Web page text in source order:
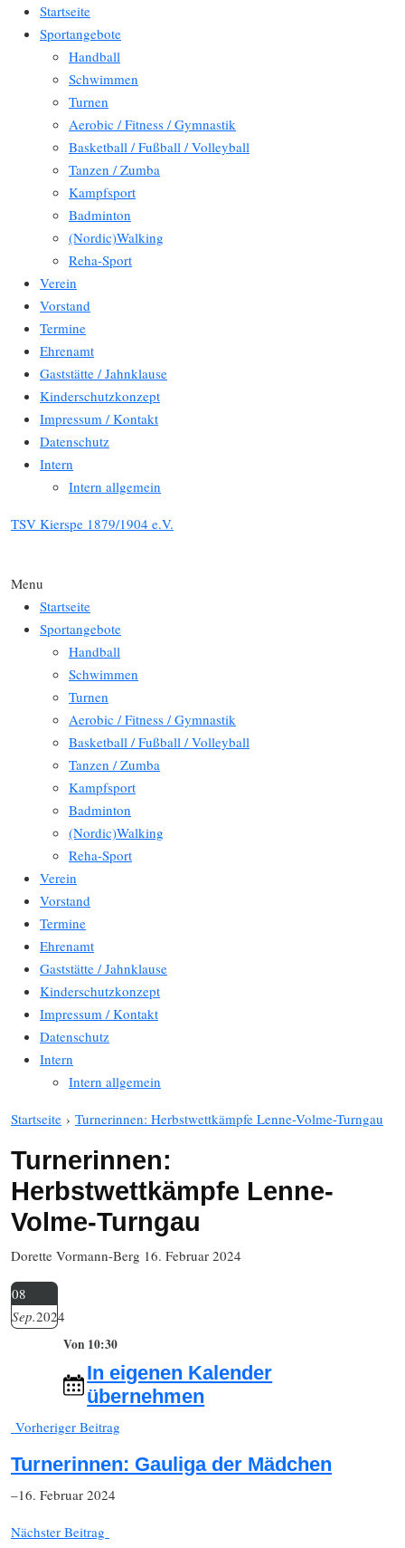
Startseite
Sportangebote
Handball
Schwimmen
Turnen
Aerobic / Fitness / Gymnastik
Basketball / Fußball / Volleyball
Tanzen / Zumba
Kampfsport
Badminton
(Nordic)Walking
Reha-Sport
Verein
Vorstand
Termine
Ehrenamt
Gaststätte / Jahnklause
Kinderschutzkonzept
Impressum / Kontakt
Datenschutz
Intern
Intern allgemein
TSV Kierspe 1879/1904 e.V.
Menu
Startseite
Sportangebote
Handball
Schwimmen
Turnen
Aerobic / Fitness / Gymnastik
Basketball / Fußball / Volleyball
Tanzen / Zumba
Kampfsport
Badminton
(Nordic)Walking
Reha-Sport
Verein
Vorstand
Termine
Ehrenamt
Gaststätte / Jahnklause
Kinderschutzkonzept
Impressum / Kontakt
Datenschutz
Intern
Intern allgemein
Startseite › Turnerinnen: Herbstwettkämpfe Lenne-Volme-Turngau
Turnerinnen:
Herbstwettkämpfe Lenne-
Volme-Turngau
Dorette Vormann-Berg 16. Februar 2024
08
Sep.2024
Von 10:30
In eigenen Kalender
übernehmen
Vorheriger Beitrag
Turnerinnen: Gauliga der Mädchen
–16. Februar 2024
Nächster Beitrag